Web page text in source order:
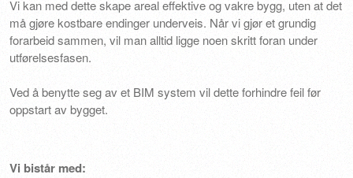
Vi kan med dette skape areal effektive og vakre bygg, uten at det
må gjøre kostbare endinger underveis. Når vi gjør et grundig
forarbeid sammen, vil man alltid ligge noen skritt foran under
utførelsesfasen.
Ved å benytte seg av et BIM system vil dette forhindre feil før
oppstart av bygget.
Vi bistår med: